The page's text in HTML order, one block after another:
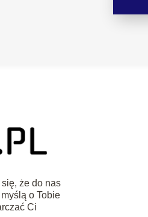
że do nas
o Tobie
Ci